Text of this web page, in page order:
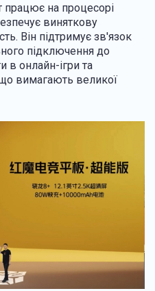
працює на процесорі
виняткову
Він підтримує зв'язок
підключення до
в онлайн-ігри та
вимагають великої